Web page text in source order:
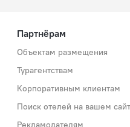
Партнёрам
Объектам размещения
Турагентствам
Корпоративным клиентам
Поиск отелей на вашем
Рекламодателям